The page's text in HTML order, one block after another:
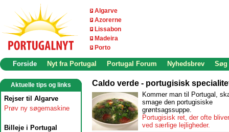
Algarve
Azorerne
Lissabon
Madeira
Porto
Forside Nyt fra Portugal Portugal Forum Nyhedsbrev Søg
Aktuelle tips og links
Rejser til Algarve
Prøv ny søgemaskine
Billeje i Portugal
Caldo verde - portugisisk
Kommer man til Portugal,
smage den portugisiske
grøntsagssuppe.
Portugisisk ret, der ofte
ved særlige lejligheder.